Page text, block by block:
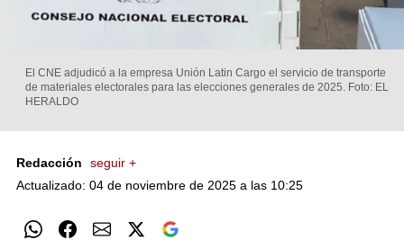
El CNE adjudicó a la empresa Unión Latin Cargo el servicio de transporte
de materiales electorales para las elecciones generales de 2025. Foto: EL
HERALDO
Redacción
seguir +
Actualizado: 04 de noviembre de 2025 a las 10:25